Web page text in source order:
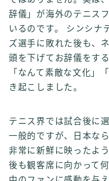
辞儀」が海外のテニス
いるのです。 シンシナ
ズ選手に敗れた後も、
頭を下げてお辞儀をす
「なんて素敵な文化」
き起こしました。
テニス界では試合後に
一般的ですが、日本な
非常に新鮮に映ったよ
後も観客席に向かって